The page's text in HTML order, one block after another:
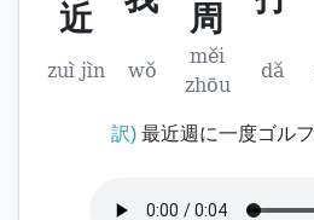
近
周
zuì jìn wǒ
měi
zhōu
dǎ
訳)最近週に一度ゴル